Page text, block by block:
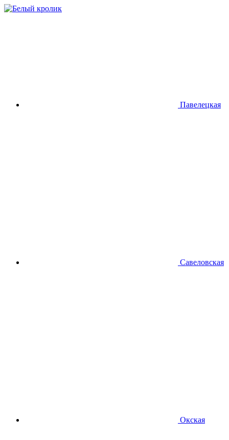
Павелецкая
Савеловская
Окская